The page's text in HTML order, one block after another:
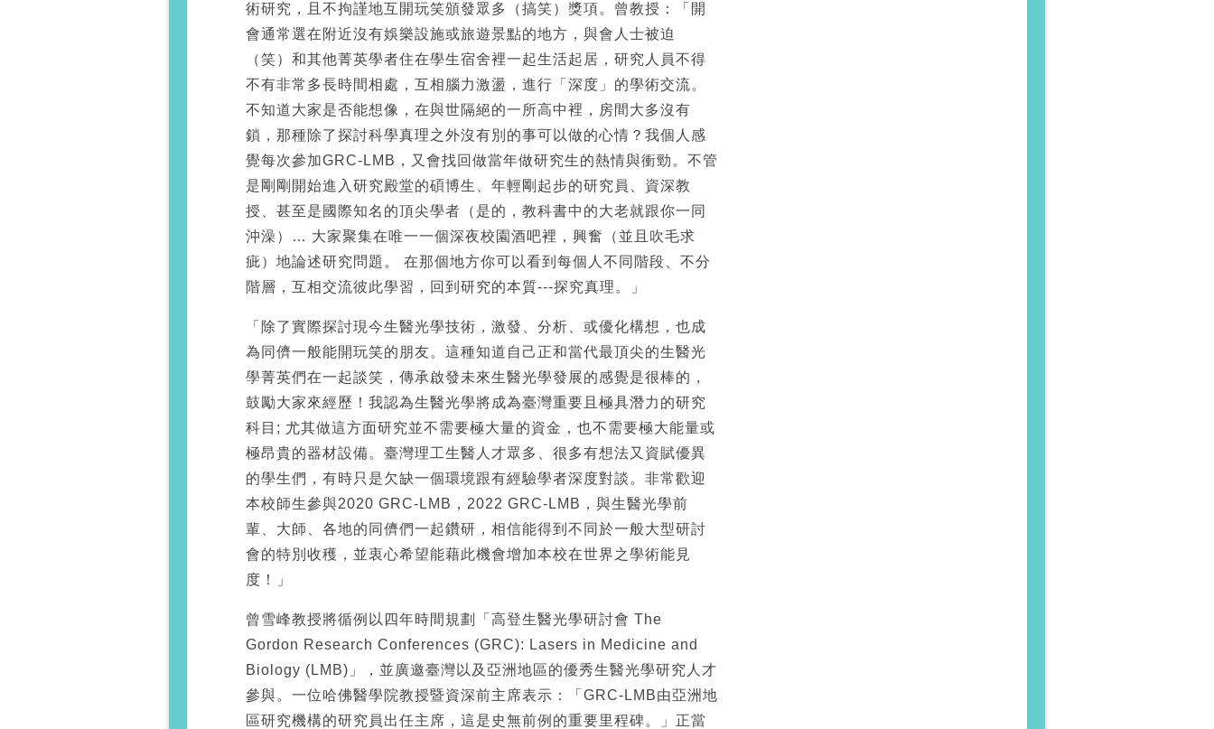
術研究，且不拘謹地互開玩笑頒發眾多（搞笑）獎項。曾教授：「開
會通常選在附近沒有娛樂設施或旅遊景點的地方，與會人士被迫
（笑）和其他菁英學者住在學生宿舍裡一起生活起居，研究人員不得
不有非常多長時間相處，互相腦力激盪，進行「深度」的學術交流。
不知道大家是否能想像，在與世隔絕的一所高中裡，房間大多沒有
鎖，那種除了探討科學真理之外沒有別的事可以做的心情？我個人感
覺每次參加GRC-LMB，又會找回做當年做研究生的熱情與衝勁。不管
是剛剛開始進入研究殿堂的碩博生、年輕剛起步的研究員、資深教
授、甚至是國際知名的頂尖學者（是的，教科書中的大老就跟你一同
沖澡）… 大家聚集在唯一一個深夜校園酒吧裡，興奮（並且吹毛求
疵）地論述研究問題。 在那個地方你可以看到每個人不同階段、不分
階層，互相交流彼此學習，回到研究的本質---探究真理。」
「除了實際探討現今生醫光學技術，激發、分析、或優化構想，也成
為同儕一般能開玩笑的朋友。這種知道自己正和當代最頂尖的生醫光
學菁英們在一起談笑，傳承啟發未來生醫光學發展的感覺是很棒的，
鼓勵大家來經歷！我認為生醫光學將成為臺灣重要且極具潛力的研究
科目; 尤其做這方面研究並不需要極大量的資金，也不需要極大能量或
極昂貴的器材設備。臺灣理工生醫人才眾多、很多有想法又資賦優異
的學生們，有時只是欠缺一個環境跟有經驗學者深度對談。非常歡迎
本校師生參與2020 GRC-LMB，2022 GRC-LMB，與生醫光學前
輩、大師、各地的同儕們一起鑽研，相信能得到不同於一般大型研討
會的特別收穫，並衷心希望能藉此機會增加本校在世界之學術能見
度！」
曾雪峰教授將循例以四年時間規劃「高登生醫光學研討會 The
Gordon Research Conferences (GRC): Lasers in Medicine and
Biology (LMB)」，並廣邀臺灣以及亞洲地區的優秀生醫光學研究人才
參與。一位哈佛醫學院教授暨資深前主席表示：「GRC-LMB由亞洲地
區研究機構的研究員出任主席，這是史無前例的重要里程碑。」正當